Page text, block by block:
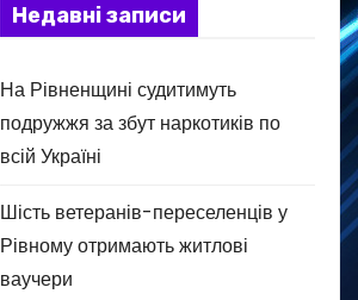
Недавні записи
На Рівненщині судитимуть
подружжя за збут наркотиків по
всій Україні
Шість ветеранів-переселенців у
Рівному отримають житлові
ваучери